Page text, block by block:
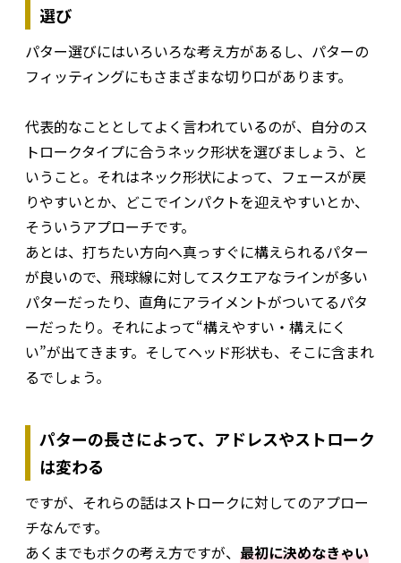
選び
パター選びにはいろいろな考え方があるし、パターの
フィッティングにもさまざまな切り口があります。
代表的なこととしてよく言われているのが、自分のス
トロークタイプに合うネック形状を選びましょう、と
いうこと。それはネック形状によって、フェースが戻
りやすいとか、どこでインパクトを迎えやすいとか、
そういうアプローチです。
あとは、打ちたい方向へ真っすぐに構えられるパター
が良いので、飛球線に対してスクエアなラインが多い
パターだったり、直角にアライメントがついてるパタ
ーだったり。それによって“構えやすい・構えにく
い”が出てきます。そしてヘッド形状も、そこに含まれ
るでしょう。
パターの長さによって、アドレスやストローク
は変わる
ですが、それらの話はストロークに対してのアプロー
チなんです。
あくまでもボクの考え方ですが、 最初に決めなきゃい